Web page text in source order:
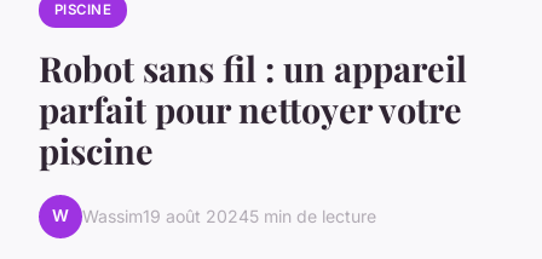
PISCINE
Robot sans fil : un appareil
parfait pour nettoyer votre
piscine
W Wassim19 août 20245 min de lecture